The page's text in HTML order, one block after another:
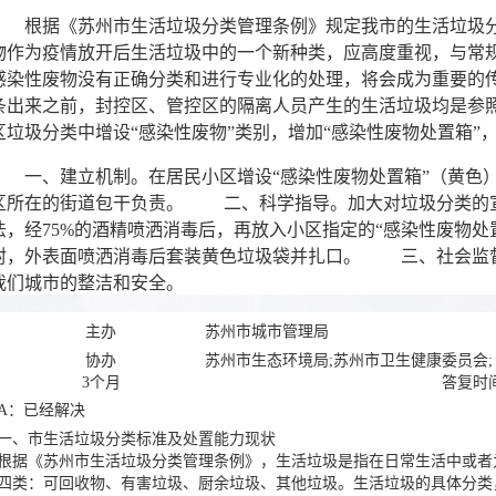
据《苏州市生活垃圾分类管理条例》规定我市的生活垃圾分
作为疫情放开后生活垃圾中的一个新种类，应高度重视，与
染性废物没有正确分类和进行专业化的处理，将会成为重要
出来之前，封控区、管控区的隔离人员产生的生活垃圾均是
垃圾分类中增设“感染性废物”类别，增加“感染性废物处置箱”
、建立机制。在居民小区增设“感染性废物处置箱”（黄色）
所在的街道包干负责。 二、科学指导。加大对垃圾分类的
，经75%的酒精喷洒消毒后，再放入小区指定的“感染性废物
，外表面喷洒消毒后套装黄色垃圾袋并扎口。 三、社会监
们城市的整洁和安全。
主办
苏州市城市管理局
协办
苏州市生态环境局;苏州市卫生健康委员会;
3个月
答复时
：已经解决
、市生活垃圾分类标准及处置能力现状
据《苏州市生活垃圾分类管理条例》，生活垃圾是指在日常生活中或
类：可回收物、有害垃圾、厨余垃圾、其他垃圾。生活垃圾的具体分